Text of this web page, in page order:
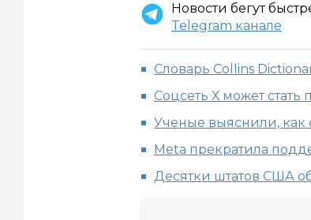
Новости бегут
Telegram канале
Словарь Collins
Соцсеть Х может
Ученые выяснили, как
Meta прекратила
Десятки штатов США